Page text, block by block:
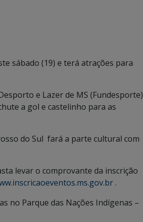
sábado (19) e terá atrações para
e Lazer de MS (Fundesporte)
a gol e castelinho para as
do Sul fará a parte cultural com
levar o comprovante da inscrição
.
no Parque das Nações Indígenas –